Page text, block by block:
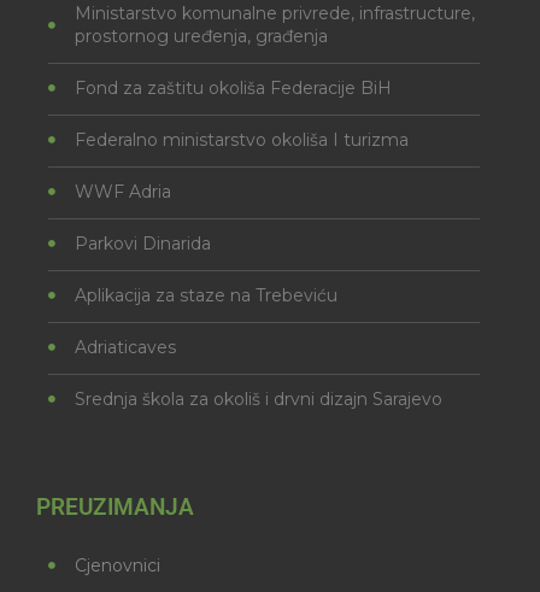
Ministarstvo komunalne privrede, infrastructure,
prostornog uređenja, građenja
Fond za zaštitu okoliša Federacije BiH
Federalno ministarstvo okoliša I turizma
WWF Adria
Parkovi Dinarida
Aplikacija za staze na Trebeviću
Adriaticaves
Srednja škola za okoliš i drvni dizajn Sarajevo
PREUZIMANJA
Cjenovnici